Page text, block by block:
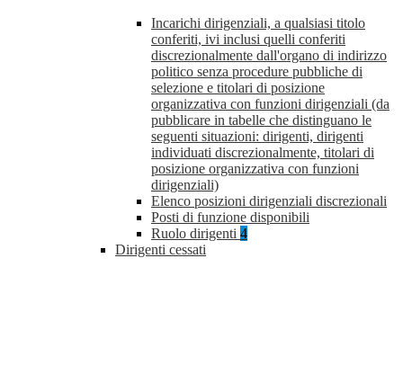
Incarichi dirigenziali, a qualsiasi titolo
conferiti, ivi inclusi quelli conferiti
discrezionalmente dall'organo di indirizzo
politico senza procedure pubbliche di
selezione e titolari di posizione
organizzativa con funzioni dirigenziali (da
pubblicare in tabelle che distinguano le
seguenti situazioni: dirigenti, dirigenti
individuati discrezionalmente, titolari di
posizione organizzativa con funzioni
dirigenziali)
Elenco posizioni dirigenziali discrezionali
Posti di funzione disponibili
Ruolo dirigenti 4
Dirigenti cessati